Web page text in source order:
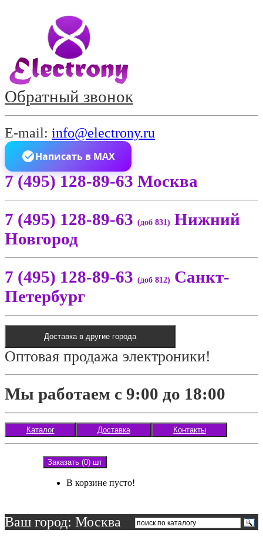
Обратный звонок
E-mail: info@electrony.ru
Написать в MAX
7 (495) 128-89-63 Москва
7 (495) 128-89-63 (доб 831) Нижний
Новгород
7 (495) 128-89-63 (доб 812) Санкт-
Петербург
Доставка в другие города
Оптовая продажа электроники!
Мы работаем с 9:00 до 18:00
Каталог Доставка Контакты
Заказать (0) шт
В корзине пусто!
Ваш город: Москва